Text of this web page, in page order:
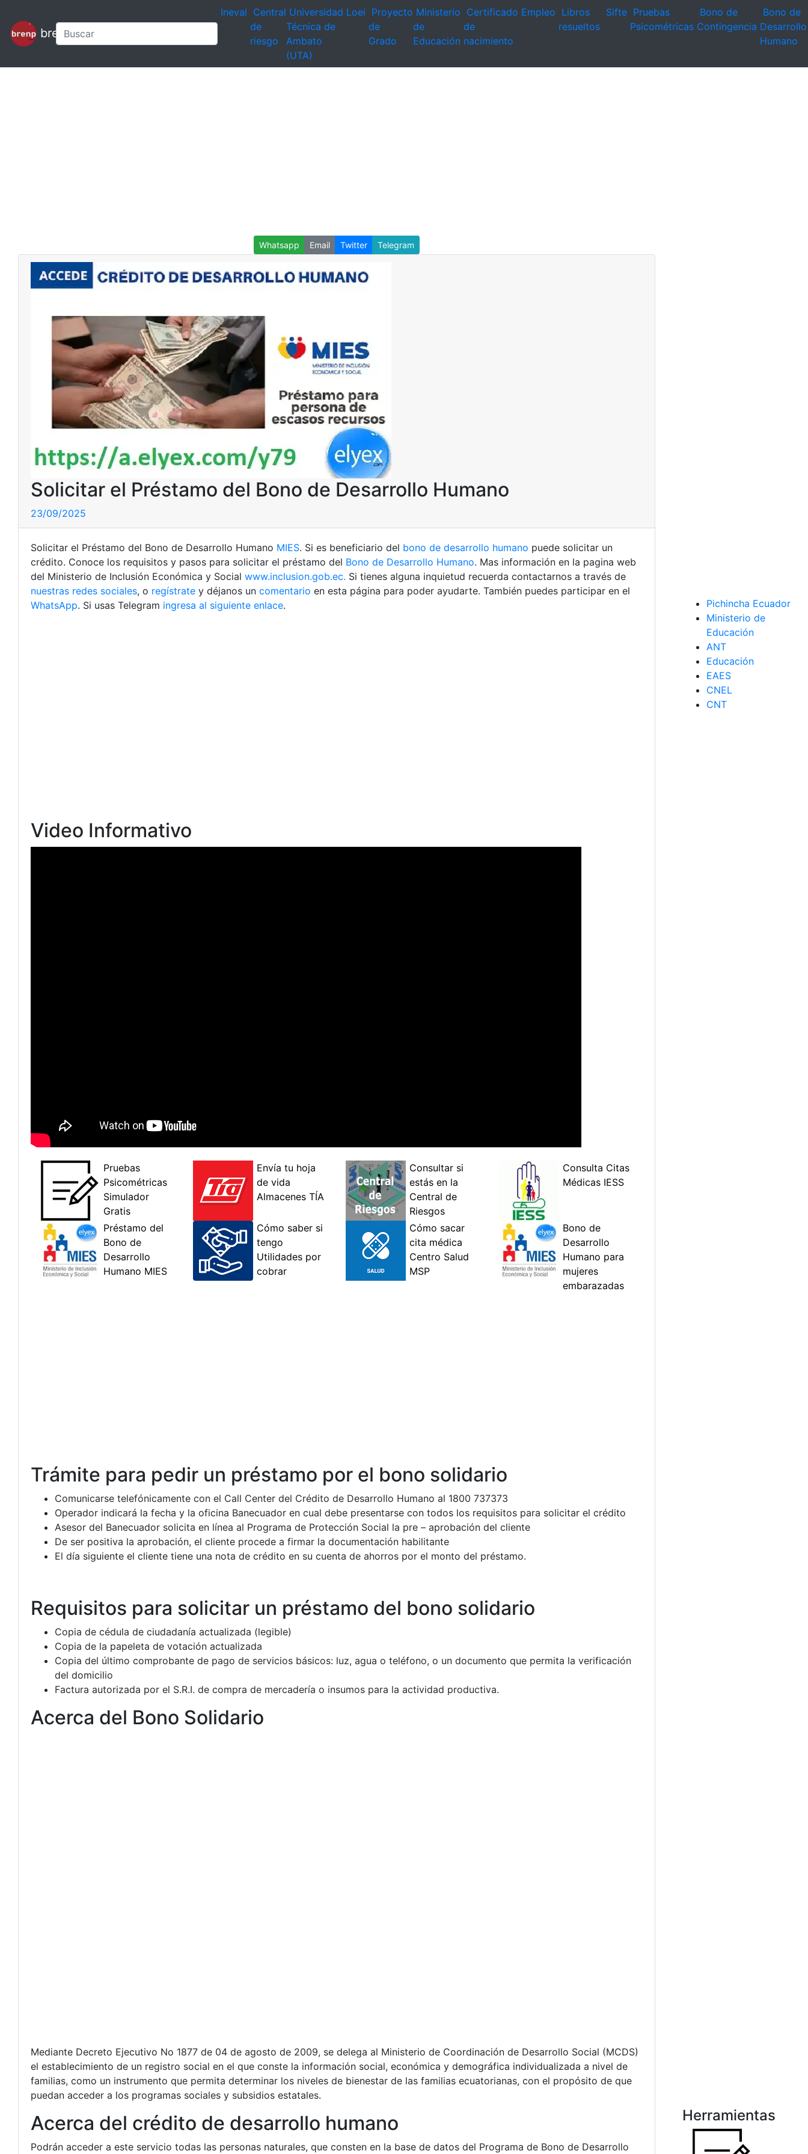
brenp
Ineval Central
de
riesgo
Universidad
Técnica de
Ambato
(UTA)
Loei Proyecto
de
Grado
Ministerio
de
Educación
Certificado
de
nacimiento
Empleo Libros
resueltos
Sifte Pruebas
Psicométricas
Bono de
Contingencia
Bono de
Desarrollo
Humano
Whatsapp Email Twitter Telegram
Solicitar el Préstamo del Bono de Desarrollo Humano
23/09/2025
Solicitar el Préstamo del Bono de Desarrollo Humano MIES. Si es beneficiario del bono de desarrollo humano puede solicitar un
crédito. Conoce los requisitos y pasos para solicitar el préstamo del Bono de Desarrollo Humano. Mas información en la pagina web
del Ministerio de Inclusión Económica y Social www.inclusion.gob.ec. Si tienes alguna inquietud recuerda contactarnos a través de
nuestras redes sociales, o regístrate y déjanos un comentario en esta página para poder ayudarte. También puedes participar en el
WhatsApp. Si usas Telegram ingresa al siguiente enlace.
Video Informativo
Trámite para pedir un préstamo por el bono solidario
Comunicarse telefónicamente con el Call Center del Crédito de Desarrollo Humano al 1800 737373
Operador indicará la fecha y la oficina Banecuador en cual debe presentarse con todos los requisitos para solicitar el crédito
Asesor del Banecuador solicita en línea al Programa de Protección Social la pre – aprobación del cliente
De ser positiva la aprobación, el cliente procede a firmar la documentación habilitante
El día siguiente el cliente tiene una nota de crédito en su cuenta de ahorros por el monto del préstamo.
Requisitos para solicitar un préstamo del bono solidario
Copia de cédula de ciudadanía actualizada (legible)
Copia de la papeleta de votación actualizada
Copia del último comprobante de pago de servicios básicos: luz, agua o teléfono, o un documento que permita la verificación
del domicilio
Factura autorizada por el S.R.I. de compra de mercadería o insumos para la actividad productiva.
Acerca del Bono Solidario
Mediante Decreto Ejecutivo No 1877 de 04 de agosto de 2009, se delega al Ministerio de Coordinación de Desarrollo Social (MCDS)
el establecimiento de un registro social en el que conste la información social, económica y demográfica individualizada a nivel de
familias, como un instrumento que permita determinar los niveles de bienestar de las familias ecuatorianas, con el propósito de que
puedan acceder a los programas sociales y subsidios estatales.
Acerca del crédito de desarrollo humano
Podrán acceder a este servicio todas las personas naturales, que consten en la base de datos del Programa de Bono de Desarrollo
Pichincha Ecuador
Ministerio de
Educación
ANT
Educación
EAES
CNEL
CNT
Herramientas